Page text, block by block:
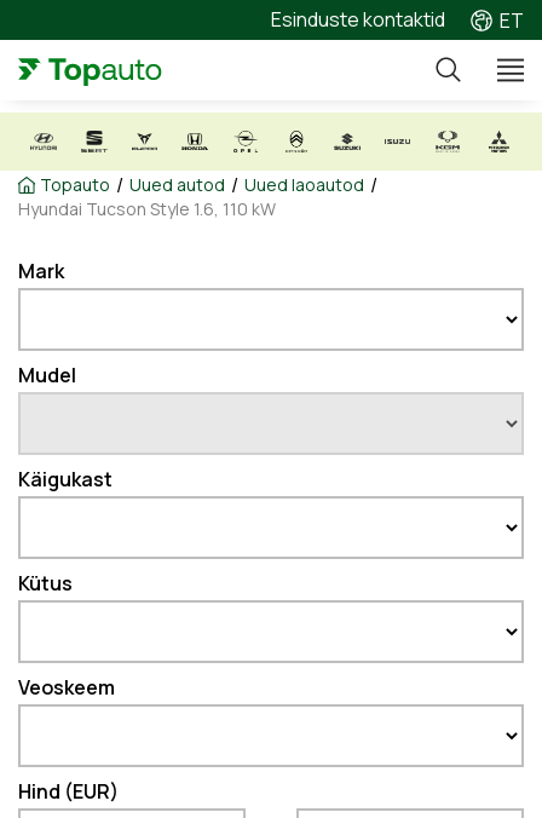
Esinduste kontaktid ET
Topauto / Uued autod / Uued laoautod /
Hyundai Tucson Style 1.6, 110 kW
Mark
Mudel
Käigukast
Kütus
Veoskeem
Hind (EUR)